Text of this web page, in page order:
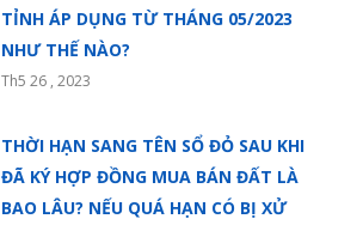
TỈNH ÁP DỤNG TỪ THÁNG 05/2023
NHƯ THẾ NÀO?
Th5 26 , 2023
THỜI HẠN SANG TÊN SỔ ĐỎ SAU KHI
ĐÃ KÝ HỢP ĐỒNG MUA BÁN ĐẤT LÀ
BAO LÂU? NẾU QUÁ HẠN CÓ BỊ XỬ